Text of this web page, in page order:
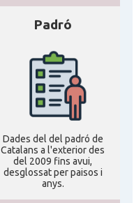
Padró
Dades del del padró de
Catalans a l'exterior des
del 2009 fins avui,
desglossat per paisos i
anys.